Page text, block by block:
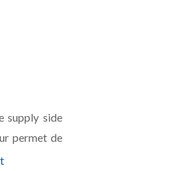
supply side
permet de